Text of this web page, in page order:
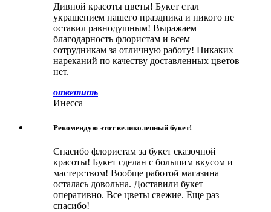
Дивной красоты цветы! Букет стал
украшением нашего праздника и никого не
оставил равнодушным! Выражаем
благодарность флористам и всем
сотрудникам за отличную работу! Никаких
нареканий по качеству доставленных цветов
нет.
ответить
Инесса
Рекомендую этот великолепный букет!
Спасибо флористам за букет сказочной
красоты! Букет сделан с большим вкусом и
мастерством! Вообще работой магазина
осталась довольна. Доставили букет
оперативно. Все цветы свежие. Еще раз
спасибо!